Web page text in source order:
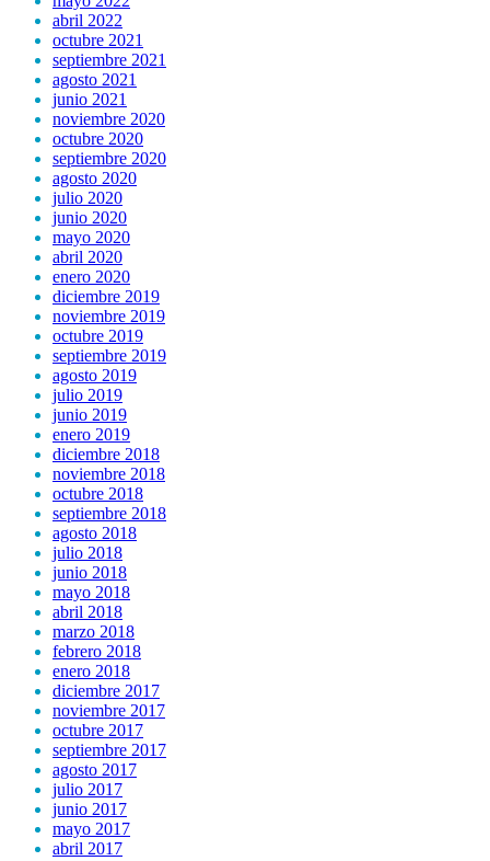
abril 2022
octubre 2021
septiembre 2021
agosto 2021
junio 2021
noviembre 2020
octubre 2020
septiembre 2020
agosto 2020
julio 2020
junio 2020
mayo 2020
abril 2020
enero 2020
diciembre 2019
noviembre 2019
octubre 2019
septiembre 2019
agosto 2019
julio 2019
junio 2019
enero 2019
diciembre 2018
noviembre 2018
octubre 2018
septiembre 2018
agosto 2018
julio 2018
junio 2018
mayo 2018
abril 2018
marzo 2018
febrero 2018
enero 2018
diciembre 2017
noviembre 2017
octubre 2017
septiembre 2017
agosto 2017
julio 2017
junio 2017
mayo 2017
abril 2017